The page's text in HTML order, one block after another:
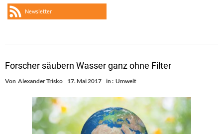
Newsletter
Forscher säubern Wasser ganz ohne Filter
Von Alexander Trisko 17. Mai 2017 in : Umwelt